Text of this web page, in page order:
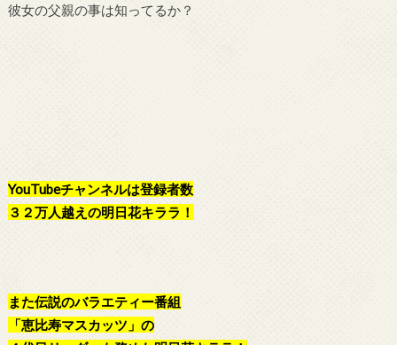
彼女の父親の事は知ってるか？
YouTubeチャンネルは登録者数
３２万人越えの明日花キララ！
また伝説のバラエティー番組
「恵比寿マスカッツ」の